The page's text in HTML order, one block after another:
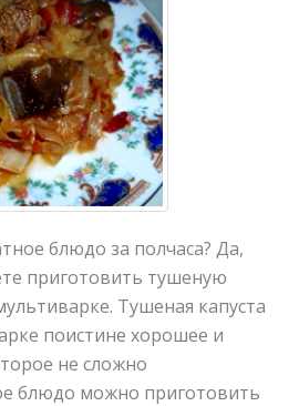
блюдо за полчаса? Да,
приготовить тушеную
Тушеная капуста
поистине хорошее и
не сложно
блюдо можно приготовить